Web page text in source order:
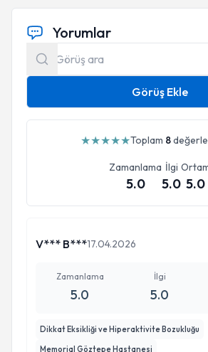
Yorumlar
Görüş Ekle
★★★★★Toplam 8
Zamanlama
5.0
İlgi
5.0 5.0
V*** B***17.04.2026
Zamanlama
5.0
İlgi
5.0
Dikkat Eksikliği ve Hiperaktivite Bozukluğu
Memorial Göztepe Hastanesi